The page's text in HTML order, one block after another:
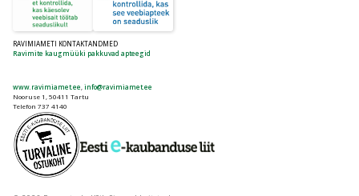
RAVIMIAMETI KONTAKTANDMED
Ravimite kaugmüüki pakkuvad apteegid
www.ravimiamet.ee info@ravimiamet.ee
Nooruse 1, 50411 Tartu
Telefon 737 4140